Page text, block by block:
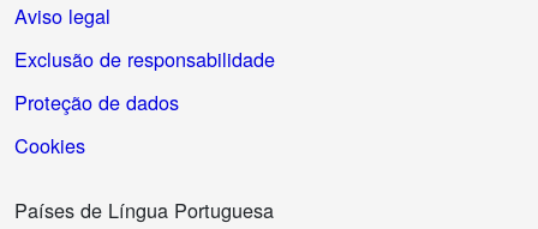
Aviso legal
Exclusão de responsabilidade
Proteção de dados
Cookies
Países de Língua Portuguesa